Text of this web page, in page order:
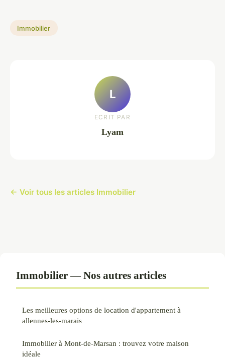
Immobilier
L
ECRIT PAR
Lyam
← Voir tous les articles Immobilier
Immobilier — Nos autres articles
Les meilleures options de location d'appartement à
allennes-les-marais
Immobilier à Mont-de-Marsan : trouvez votre maison
idéale